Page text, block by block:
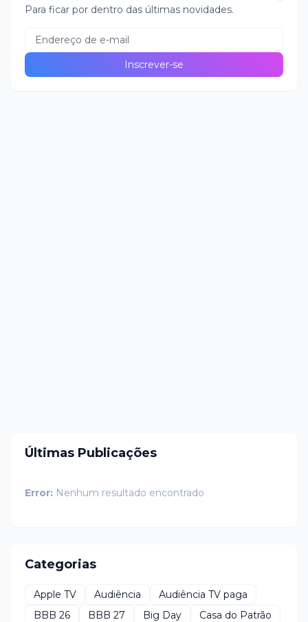
Para ficar por dentro das últimas novidades.
Últimas Publicações
Error: Nenhum resultado encontrado
Categorias
Apple TV Audiência
Audiência TV paga
BBB 26
BBB 27 Big Day
Casa do Patrão